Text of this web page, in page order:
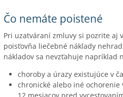
Čo nemáte poistené
Pri uzatváraní zmluvy si pozrite aj
poisťovňa liečebné náklady
nákladov sa nevzťahuje napríklad
choroby a úrazy existujúce v
chronické alebo iné